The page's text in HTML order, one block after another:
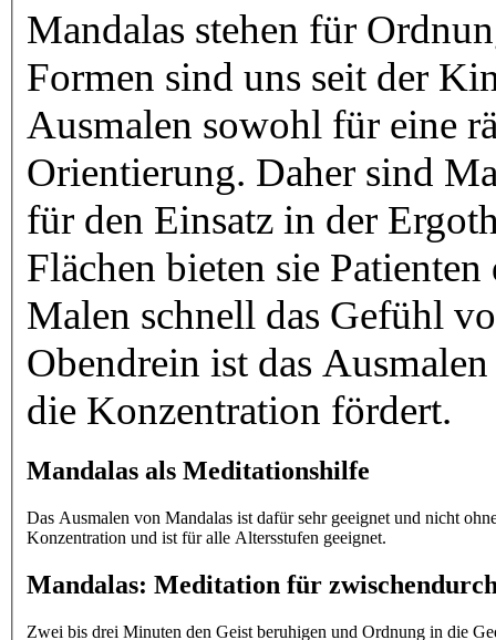
Mandalas stehen für
Formen sind uns seit der Kindheit vertraut und
Ausmalen sowohl für eine
Orientierung. Daher sind Mandalas zum Beispiel auch ideal
für den Einsatz in der
Flächen bieten sie
Malen schnell das Gefühl von Überforderung auslösen könnte.
Obendrein ist das Ausmalen
die Konzentration fördert.
Mandalas als Meditationshilfe
Das Ausmalen von Mandalas ist dafür sehr geeignet und nicht ohne Grund eine
Konzentration und ist für alle Altersstufen geeignet.
Mandalas: Meditation für
Zwei bis drei Minuten den Geist beruhigen und Ordnung in die